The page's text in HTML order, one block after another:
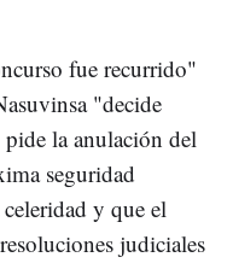
fue recurrido"
"decide
la anulación del
seguridad
y que el
judiciales